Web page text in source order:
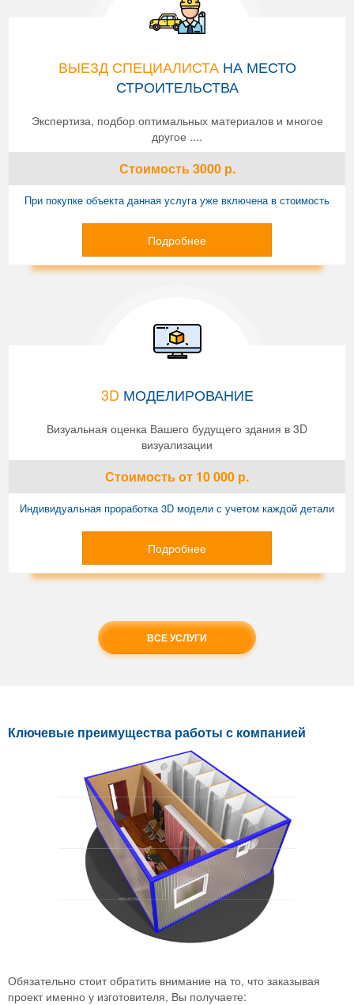
ВЫЕЗД СПЕЦИАЛИСТАНА МЕСТО
СТРОИТЕЛЬСТВА
Экспертиза, подбор оптимальных материалов и многое
другое ....
Стоимость3000р.
При покупке объекта данная услуга уже включена в стоимость
Подробнее
3D МОДЕЛИРОВАНИЕ
Визуальная оценка Вашего будущего здания в 3D
визуализации
Стоимостьот 10 000 р.
Индивидуальная проработка 3D модели с учетом каждой детали
Подробнее
ВСЕ УСЛУГИ
Ключевые преимущества работы с компанией
Обязательно стоит обратить внимание на то, что заказывая
проект именно у изготовителя, Вы получаете: